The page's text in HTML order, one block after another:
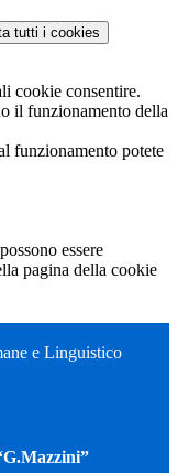
tutti i cookies
cookie consentire.
il funzionamento della
funzionamento potete
essere
pagina della cookie
e Linguistico